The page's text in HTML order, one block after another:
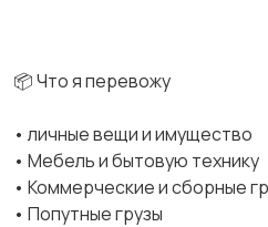
📦 Что я перевожу
• личные вещи и имущество
• Мебель и бытовую технику
• Коммерческие и сборные
• Попутные грузы